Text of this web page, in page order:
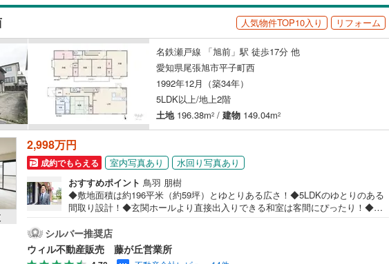
人気物件TOP10入り リフォーム
名鉄瀬戸線 「旭前」駅 徒歩17分 他
愛知県尾張旭市平子町西
1992年12月（築34年）
5LDK以上/地上2階
土地196.38m2 / 建物 149.04m2
2,998万円
成約でもらえる 室内写真あり
水回り写真あり
おすすめポイント 鳥羽 朋樹
◆敷地面積は約196平米（約59坪）とゆとりある広さ！◆5LDKのゆとりのある
間取り設計！◆玄関ホールより直接出入りできる和室は客間にぴったり！◆家
口はキッチンに設けられています◆食品や日用品などの収納に便利なパントリ
ーとしても使えるリビング収納有り！◆2部屋に面した広々としたバルコニーは
お洗濯物やお布団干しにも便利です◆嬉しい全居室収納付きのレイアウト！◆2
シルバー推奨店
ウィル不動産販売 藤が丘営業所
鳥取 島根 岡山 広島 山口
徳島 香川 愛媛 高知
福岡 佐賀 長崎
件 この条件で検索する
瀬戸市(33) 半田市(31)
豊川市(96) 津島市(12)
刈谷市(17) 豊田市
西尾市(43) 蒲郡市
常滑市(25) 江南市(16
稲沢市
大府市(11) 知多市
尾張旭市(33) 高浜市(18)
愛西市(10)
件 この条件で検索する
件 この条件で検索する
名鉄常滑線(0) 名鉄築港線(0)
名鉄知多新線(0) 名鉄津島線(0)
名鉄犬山線(0) 名鉄広見線
名鉄瀬戸線(32) 名鉄空港線
件 この条件で検索する
件 この条件で検索する
バリアフリー住宅（0）
二世帯向け（0） 平屋・1階建て
サービスルーム（納戸）（5）
最寄りの駅が始発駅
配置、向き、建ち方、日当たり
前道6m以上（14） 角地（1）
平坦地（11）
件 この条件で検索する
保存した条件を見る